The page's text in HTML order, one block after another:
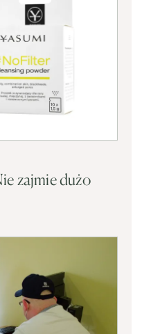
zajmie dużo